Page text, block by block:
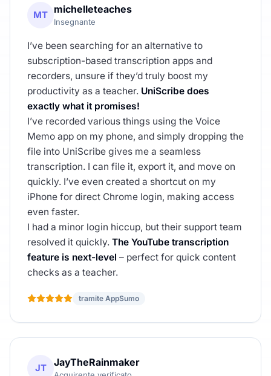
MT michelleteaches
Insegnante
I’ve been searching for an alternative to
subscription-based transcription apps and
recorders, unsure if they’d truly boost my
productivity as a teacher. UniScribe does
exactly what it promises!
I’ve recorded various things using the Voice
Memo app on my phone, and simply dropping the
file into UniScribe gives me a seamless
transcription. I can file it, export it, and move on
quickly. I’ve even created a shortcut on my
iPhone for direct Chrome login, making access
even faster.
I had a minor login hiccup, but their support team
resolved it quickly. The YouTube transcription
feature is next-level – perfect for quick content
checks as a teacher.
tramite AppSumo
JT JayTheRainmaker